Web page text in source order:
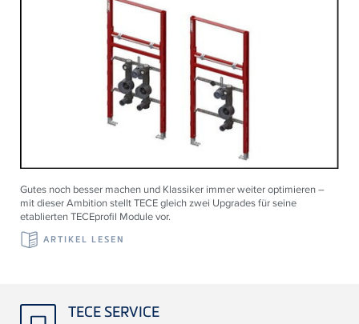
Gutes noch besser machen und Klassiker immer weiter optimieren –
mit dieser Ambition stellt TECE gleich zwei Upgrades für seine
etablierten TECEprofil Module vor.
ARTIKEL LESEN
TECE SERVICE